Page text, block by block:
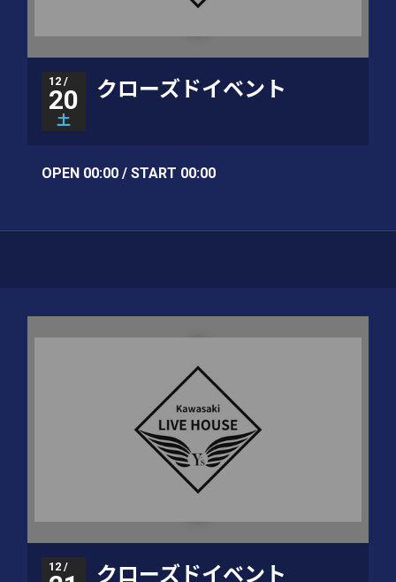
12 /
20
土
クローズドイベント
OPEN 00:00 / START 00:00
12 / クローズドイベント